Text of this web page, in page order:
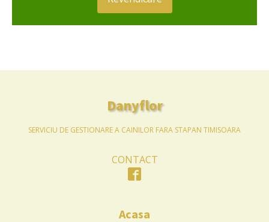
Danyflor
SERVICIU DE GESTIONARE A CAINILOR FARA STAPAN TIMISOARA
CONTACT
Acasa